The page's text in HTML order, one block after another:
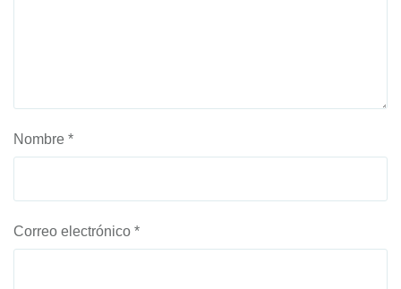
Nombre *
Correo electrónico *